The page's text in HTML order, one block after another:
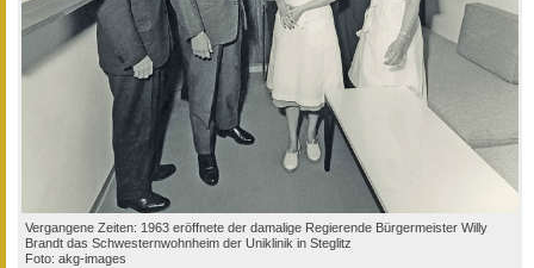
Vergangene Zeiten: 1963 eröffnete der damalige Regierende Bürgermeister Willy
Brandt das Schwesternwohnheim der Uniklinik in Steglitz
Foto: akg-images